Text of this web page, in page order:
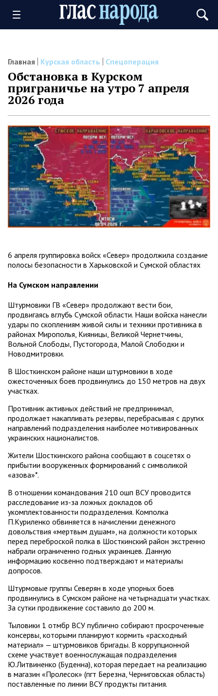
Главная Курская область Спецоперация
Обстановка в Курском
приграничье на утро 7 апреля
2026 года
6 апреля группировка войск «Север» продолжила создание
полосы безопасности в Харьковской и Сумской областях
На Сумском направлении
Штурмовики ГВ «Север» продолжают вести бои,
продвигаясь вглубь Сумской области. Наши войска нанесли
удары по скоплениям живой силы и техники противника в
районах Мирополья, Кияницы, Великой Чернетчины,
Вольной Слободы, Пустогорода, Малой Слободки и
Новодмитровки.
В Шосткинском районе наши штурмовики в ходе
ожесточенных боев продвинулись до 150 метров на двух
участках.
Противник активных действий не предпринимал,
продолжает накапливать резервы, перебрасывая с других
направлений подразделения наиболее мотивированных
украинских националистов.
Жители Шосткинского района сообщают в соцсетях о
прибытии вооруженных формирований с символикой
«азова»*.
В отношении командования 210 ошп ВСУ проводится
расследование из-за ложных докладов об
укомплектованности подразделения. Комполка
П.Куриленко обвиняется в начислении денежного
довольствия «мертвым душам», на должности которых
перед переброской полка в Шосткинский район экстренно
набрали ограниченно годных украинцев. Данную
информацию косвенно подтверждают и материалы
допросов.
Штурмовые группы Северян в ходе упорных боев
продвинулись в Сумском районе на четырнадцати участках.
За сутки продвижение составило до 200 м.
Тыловики 1 отмбр ВСУ публично собирают просроченные
консервы, которыми планируют кормить «расходный
материал» — штурмовиков бригады. В коррупционной
схеме участвует военнослужащая подразделения
Ю.Литвиненко (Буденна), которая передает на реализацию
в магазин «Пролесок» (пгт Березна, Черниговская область)
поставленные по линии ВСУ продукты питания.